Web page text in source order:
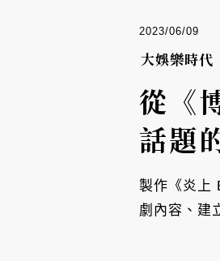
2023/06/09
大娛樂時代
從《
話題
製作《炎上
劇內容、建